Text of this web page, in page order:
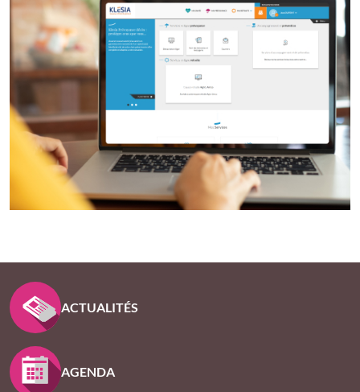
PIED DE PAGE KLESIA - ASSUREUR D’INTÉRÊT
ACTUALITÉS
AGENDA